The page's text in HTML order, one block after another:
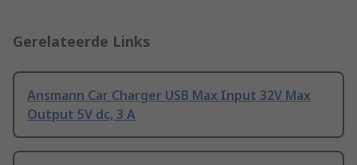
Gerelateerde Links
Ansmann Car Charger USB Max Input 32V Max
Output 5V dc, 3 A